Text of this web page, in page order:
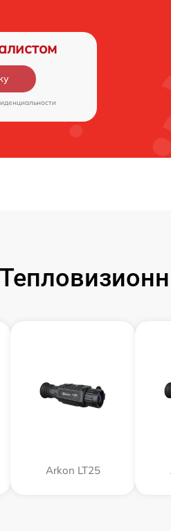
Arkon LT25